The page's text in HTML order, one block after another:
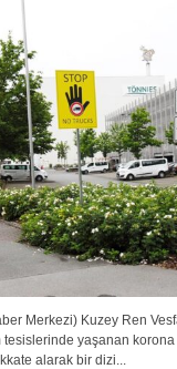
Merkezi) Kuzey Ren
yaşanan
alarak bir dizi...